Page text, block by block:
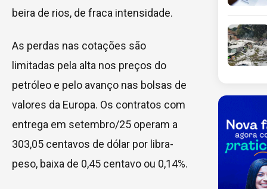
beira de rios, de fraca intensidade.
As perdas nas cotações são
limitadas pela alta nos preços do
petróleo e pelo avanço nas bolsas de
valores da Europa. Os contratos com
entrega em setembro/25 operam a
303,05 centavos de dólar por libra-
peso, baixa de 0,45 centavo ou 0,14%.